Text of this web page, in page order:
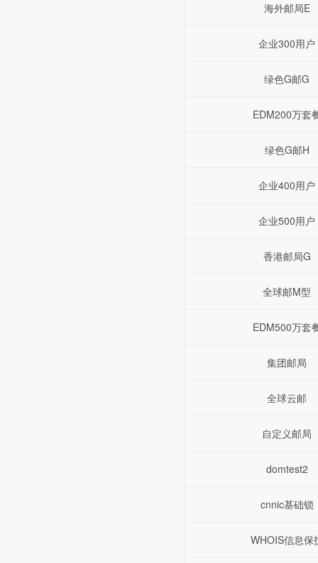
海外邮局E
企业300用户
绿色G邮G
EDM200万套
绿色G邮H
企业400用户
企业500用户
香港邮局G
全球邮M型
EDM500万套
集团邮局
全球云邮
自定义邮局
domtest2
cnnic基础锁
WHOIS信息保